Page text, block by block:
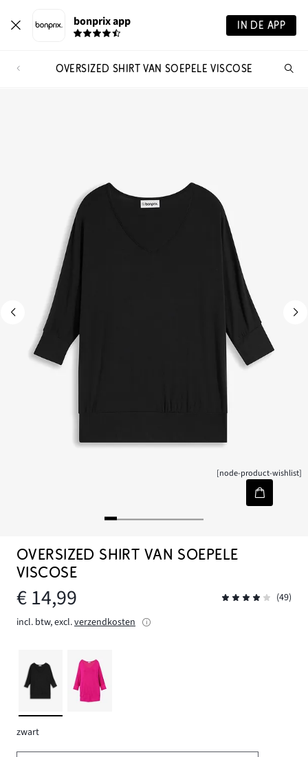
bonprix app IN DE APP
OVERSIZED SHIRT VAN SOEPELE VISCOSE
[node-product-wishlist]
OVERSIZED SHIRT VAN SOEPELE
VISCOSE
€ 14,99
(49)
incl. btw, excl.verzendkosten
zwart